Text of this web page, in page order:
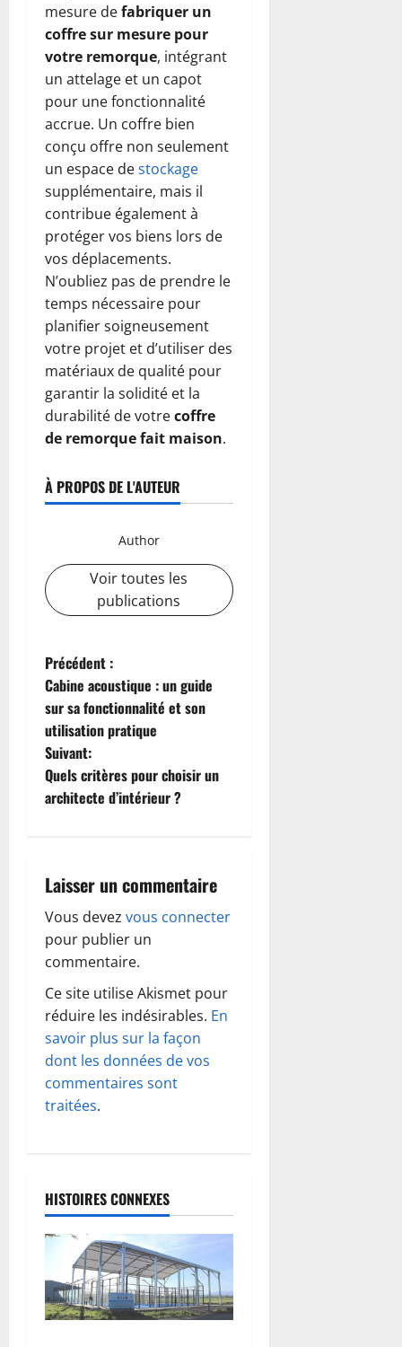
mesure defabriquer un
coffre sur mesure pour
votre remorque, intégrant
un attelage et un capot
pour une fonctionnalité
accrue. Un coffre bien
conçu offre non seulement
un espace destockage
supplémentaire, mais il
contribue également à
protéger vos biens lors de
vos déplacements.
N’oubliez pas de prendre le
temps nécessaire pour
planifier soigneusement
votre projet et d’utiliser des
matériaux de qualité pour
garantir la solidité et la
durabilité de votrecoffre
de remorque fait maison.
À PROPOS DE L'AUTEUR
Author
Voir toutes les
publications
N
a
v
i
t
i
o
n
d
’
a
t
i
c
l
Précédent :
Cabine acoustique : un guide
sur sa fonctionnalité et son
utilisation pratique
Suivant:
Quels critères pour choisir un
architecte d’intérieur ?
Laisser un commentaire
Vous devez vous connecter
pour publier un
commentaire.
Ce site utilise Akismet pour
réduire les indésirables. En
savoir plus sur la façon
dont les données de vos
commentaires sont
traitées.
HISTOIRES CONNEXES